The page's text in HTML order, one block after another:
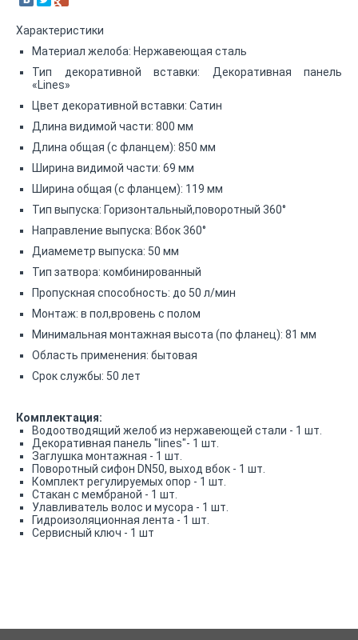
Характеристики
Материал желоба: Нержавеющая сталь
Тип декоративной вставки: Декоративная панель
«Lines»
Цвет декоративной вставки: Сатин
Длина видимой части: 800 мм
Длина общая (с фланцем): 850 мм
Ширина видимой части: 69 мм
Ширина общая (с фланцем): 119 мм
Тип выпуска: Горизонтальный,поворотный 360°
Направление выпуска: Вбок 360°
Диамеметр выпуска: 50 мм
Тип затвора: комбинированный
Пропускная способность: до 50 л/мин
Монтаж: в пол,вровень с полом
Минимальная монтажная высота (по фланец): 81 мм
Область применения: бытовая
Срок службы: 50 лет
Комплектация:
Водоотводящий желоб из нержавеющей стали - 1 шт.
Декоративная панель "lines"- 1 шт.
Заглушка монтажная - 1 шт.
Поворотный сифон DN50, выход вбок - 1 шт.
Комплект регулируемых опор - 1 шт.
Стакан с мембраной - 1 шт.
Улавливатель волос и мусора - 1 шт.
Гидроизоляционная лента - 1 шт.
Сервисный ключ - 1 шт